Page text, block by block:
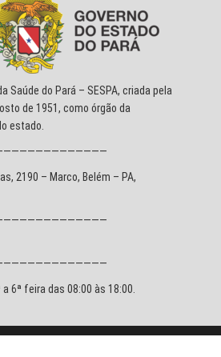
Saúde do Pará – SESPA, criada pela
de 1951, como órgão da
estado.
2190 – Marco, Belém – PA,
6ª feira das 08:00 às 18:00.